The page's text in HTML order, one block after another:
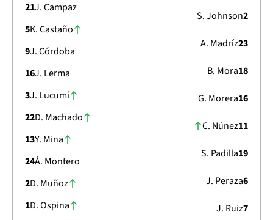
21J. Campaz
5K. Castaño
9J. Córdoba
16J. Lerma
3J. Lucumí
22D. Machado
13Y. Mina
24Á. Montero
2D. Muñoz
1D. Ospina
2
S. Johnson
23
A. Madríz
18
B. Mora
16
G. Morera
11
C. Núnez
19
S. Padilla
6
J. Peraza
7
J. Ruiz